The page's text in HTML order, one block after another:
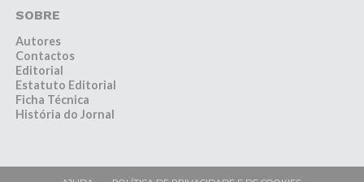
SOBRE
Autores
Contactos
Editorial
Estatuto Editorial
Ficha Técnica
História do Jornal